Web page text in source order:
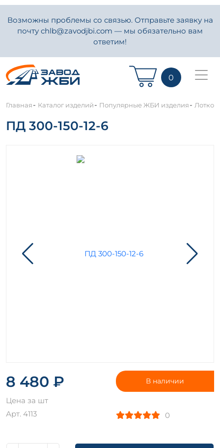
Возможны проблемы со связью. Отправьте заявку на
почту chlb@zavodjbi.com — мы обязательно вам
ответим!
0
Главная- Каталог изделий- Популярные ЖБИ изделия-
ПД 300-150-12-6
8 480 ₽
Цена за шт
Арт. 4113
В наличии
0